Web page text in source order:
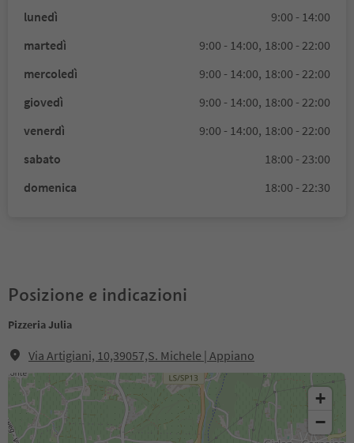
lunedì
9:00 - 14:00
martedì
9:00 - 14:00, 18:00 - 22:00
mercoledì
9:00 - 14:00, 18:00 - 22:00
giovedì
9:00 - 14:00, 18:00 - 22:00
venerdì
9:00 - 14:00, 18:00 - 22:00
sabato
18:00 - 23:00
domenica
18:00 - 22:30
Posizione e indicazioni
Pizzeria Julia
Via Artigiani, 10,39057,S. Michele | Appiano
+
−